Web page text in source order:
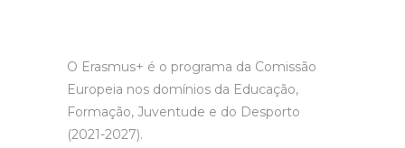
O Erasmus+ é o programa da Comissão
Europeia nos domínios da Educação,
Formação, Juventude e do Desporto
(2021-2027).